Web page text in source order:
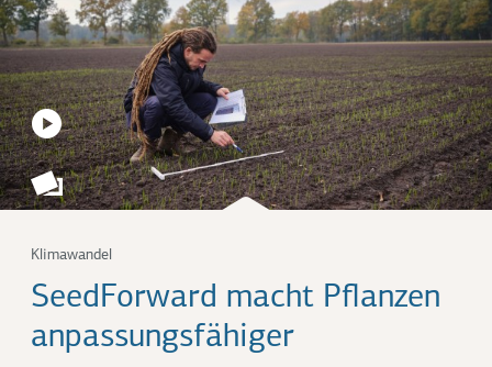
Klimawandel
SeedForward macht Pflanzen
anpassungsfähiger